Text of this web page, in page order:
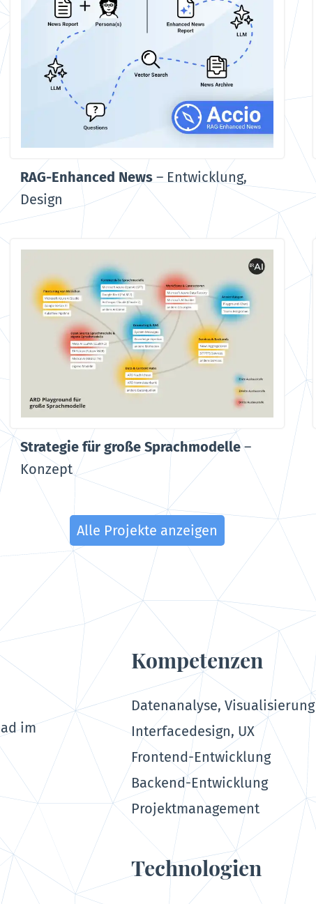
RAG-Enhanced News– Entwicklung,
Design
Strategie für große Sprachmodelle–
Konzept
Alle Projekte anzeigen
im
Kompetenzen
Datenanalyse, Visualisierung
Interfacedesign, UX
Frontend-Entwicklung
Backend-Entwicklung
Projektmanagement
Technologien